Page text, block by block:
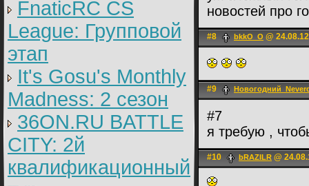
FnaticRC CS
League: Групповой
этап
It's Gosu's Monthly
Madness: 2 сезон
36ON.RU BATTLE
CITY: 2й
квалификационный
новостей про
#8 bkkO_O @
#9
#7
я требую ,
#10 bRAZILR @